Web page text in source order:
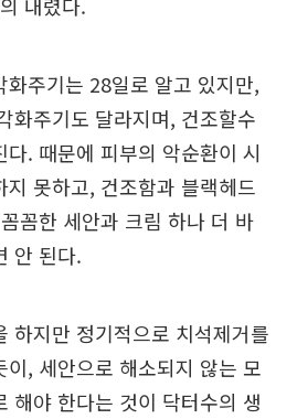
화주기는 28일로 알고 있지만,
화주기도 달라지며, 건조할수
. 때문에 피부의 악순환이 시
지 못하고, 건조함과 블랙헤드
꼼한 세안과 크림 하나 더 바
안 된다.
하지만 정기적으로 치석제거를
, 세안으로 해소되지 않는 모
해야 한다는 것이 닥터수의 생